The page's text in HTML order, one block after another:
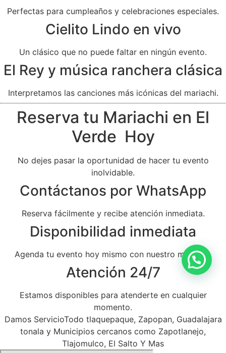
Perfectas para cumpleaños y celebraciones especiales.
Cielito Lindo en vivo
Un clásico que no puede faltar en ningún evento.
El Rey y música ranchera clásica
Interpretamos las canciones más icónicas del mariachi.
Reserva tu Mariachi en El
Verde Hoy
No dejes pasar la oportunidad de hacer tu evento
inolvidable.
Contáctanos por WhatsApp
Reserva fácilmente y recibe atención inmediata.
Disponibilidad inmediata
Agenda tu evento hoy mismo con nuestro mariachi.
Atención 24/7
Estamos disponibles para atenderte en cualquier
momento.
Damos ServicioTodo tlaquepaque, Zapopan, Guadalajara
tonala y Municipios cercanos como Zapotlanejo,
Tlajomulco, El Salto Y Mas